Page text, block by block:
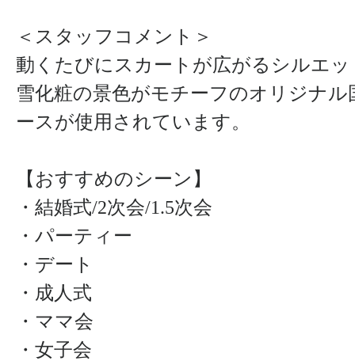
＜スタッフコメント＞
動くたびにスカートが広がるシルエ
雪化粧の景色がモチーフのオリジナ
ースが使用されています。
【おすすめのシーン】
・結婚式/2次会/1.5次会
・パーティー
・デート
・成人式
・ママ会
・女子会